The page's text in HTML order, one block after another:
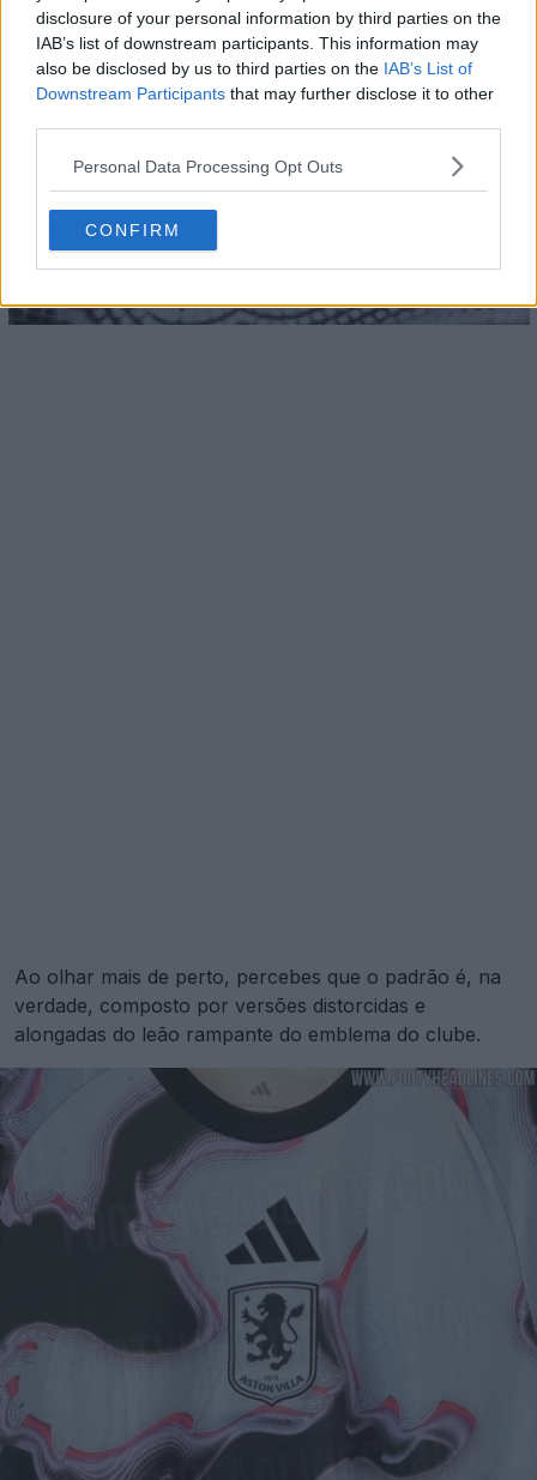
disclosure of your personal information by third parties on the
IAB’s list of downstream participants. This information may
also be disclosed by us to third parties on the IAB’s List of
Downstream Participants that may further disclose it to other
Personal Data Processing Opt Outs
CONFIRM
Ao olhar mais de perto, percebes que o padrão é, na
verdade, composto por versões distorcidas e
alongadas do leão rampante do emblema do clube.